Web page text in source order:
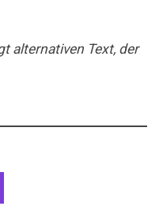
alternativen Text, der